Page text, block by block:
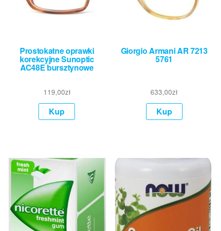
Prostokatne oprawki
korekcyjne Sunoptic
AC48E bursztynowe
119,00zł
Kup
Giorgio Armani AR 7213
5761
633,00zł
Kup